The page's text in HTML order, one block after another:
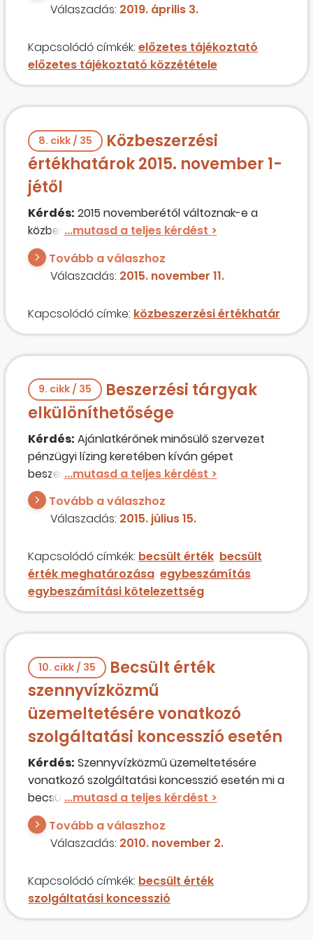
Válaszadás: 2019. április 3.
Kapcsolódó címkék: előzetes tájékoztató
előzetes tájékoztató közzététele
8. cikk / 35
Közbeszerzési
értékhatárok 2015. november 1-
jétől
Kérdés: 2015 novemberétől változnak-e a
közbeszerzési értékhatárok?
Tovább a válaszhoz
Válaszadás: 2015. november 11.
Kapcsolódó címke: közbeszerzési értékhatár
9. cikk / 35
Beszerzési tárgyak
elkülöníthetősége
Kérdés: Ajánlatkérőnek minősülő szervezet
pénzügyi lízing keretében kíván gépet
beszerezni. A gép becsült értéke meghaladja a
közbeszerzési értékhatárt, a futamidő során
fizetendő kamat azonban nem. Megteheti-e
ebben az esetben az ajánlatkérő, hogy csak a
lízingcéget a gép közbeszerzésének lezárulta
után választja ki), különös tekintettel arra, hogy
a lízing futamideje során az ajánlatkérő minden
kifizetést a lízingcég számára teljesít?
Tovább a válaszhoz
Válaszadás: 2015. július 15.
Kapcsolódó címkék: becsült érték becsült
érték meghatározása egybeszámítás
egybeszámítási kötelezettség
10. cikk / 35
Becsült érték
szennyvízközmű
üzemeltetésére vonatkozó
szolgáltatási koncesszió esetén
Kérdés: Szennyvízközmű üzemeltetésére
vonatkozó szolgáltatási koncesszió esetén mi a
becsült érték? Bele kell-e számítani az
üzemeltető lakosságtól beszedett díjbevételt,
vagy csak az üzemeltető által a tulajdonos
önkormányzat részére fizetendő
vagy bármilyen egyéb jogcímen) a becsült
érték alapja?
Tovább a válaszhoz
Válaszadás: 2010. november 2.
Kapcsolódó címkék: becsült érték
szolgáltatási koncesszió